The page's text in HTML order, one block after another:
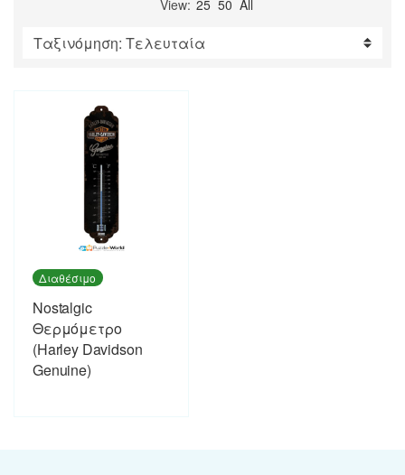
View: 25 50 All
Διαθέσιμο
Nostalgic
Θερμόμετρο
(Harley Davidson
Genuine)